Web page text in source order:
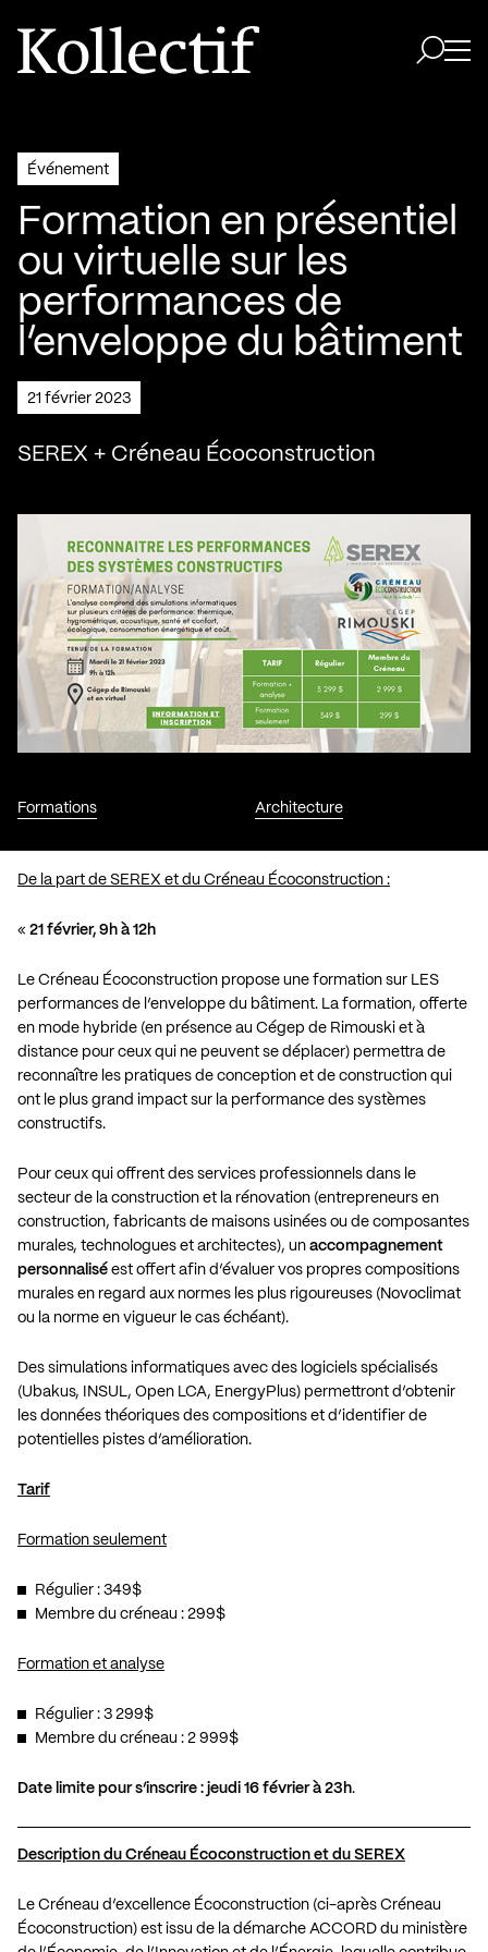
Aller à la page d'accueil
Logo Kollectif
Événement
Formation en présentiel
ou virtuelle sur les
performances de
l’enveloppe du bâtiment
21 février 2023
SEREX + Créneau Écoconstruction
Formations Architecture
De la part de SEREX et du Créneau Écoconstruction :
« 21 février, 9h à 12h
Le Créneau Écoconstruction propose une formation sur LES
performances de l’enveloppe du bâtiment. La formation, offerte
en mode hybride (en présence au Cégep de Rimouski et à
distance pour ceux qui ne peuvent se déplacer) permettra de
reconnaître les pratiques de conception et de construction qui
ont le plus grand impact sur la performance des systèmes
constructifs.
Pour ceux qui offrent des services professionnels dans le
secteur de la construction et la rénovation (entrepreneurs en
construction, fabricants de maisons usinées ou de composantes
murales, technologues et architectes), un accompagnement
personnalisé est offert afin d’évaluer vos propres compositions
murales en regard aux normes les plus rigoureuses (Novoclimat
ou la norme en vigueur le cas échéant).
Des simulations informatiques avec des logiciels spécialisés
(Ubakus, INSUL, Open LCA, EnergyPlus) permettront d’obtenir
les données théoriques des compositions et d’identifier de
potentielles pistes d’amélioration.
Tarif
Formation seulement
Régulier : 349$
Membre du créneau : 299$
Formation et analyse
Régulier : 3 299$
Membre du créneau : 2 999$
Date limite pour s’inscrire : jeudi 16 février à 23h.
Description du Créneau Écoconstruction et du SEREX
Le Créneau d’excellence Écoconstruction (ci-après Créneau
Écoconstruction) est issu de la démarche ACCORD du ministère